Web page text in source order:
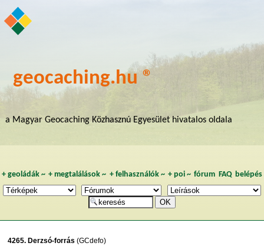
geocaching.hu ®
a Magyar Geocaching Közhasznú Egyesület hivatalos oldala
+ geoládák~ +megtalálások ~ + felhasználók~ + poi~ fórum FAQ belépés
4265. Derzsó-forrás (GCdefo)